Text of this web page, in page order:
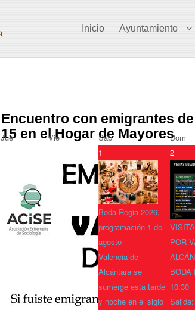
Inicio Ayuntamiento
Jue Vie Sáb
Dom
1
Boda Regia 2026,
programación 1 de
agosto
Valencia de
Alcántara se
sumerge esta tarde
y noche en el siglo
2
POR
BODA
10:30
Encuentro con emigrantes
15 en el Hogar de Mayores